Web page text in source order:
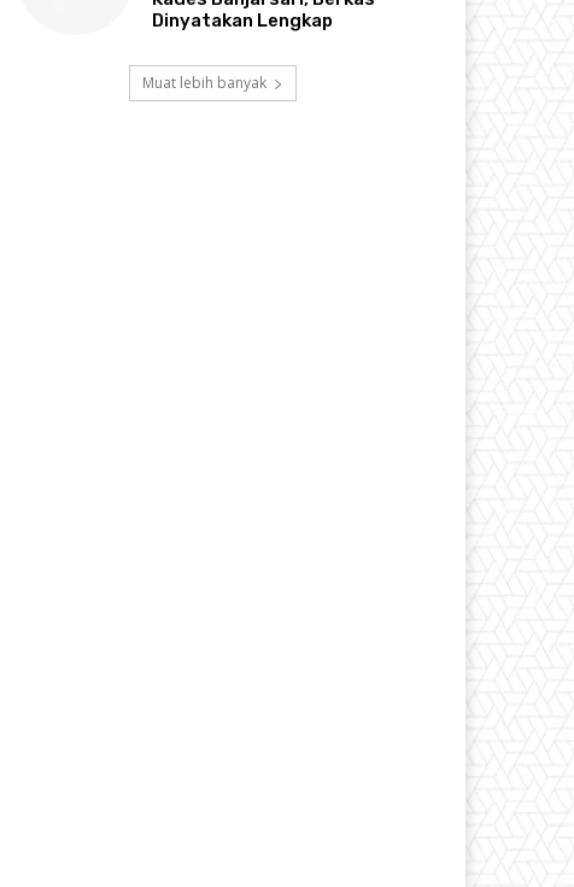
Dinyatakan Lengkap
Muat lebih banyak